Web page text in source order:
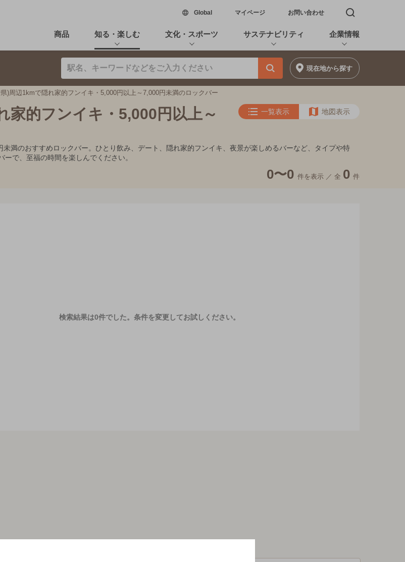
Global新しいウィンドウで開く
マイページ お問い合わせ 検索窓を開く
商品 知る・楽しむ 文化・スポーツ サステナビリティ 企業情報
現在地から探す
)周辺1kmで隠れ家的フンイキ・5,000円以上～7,000円未満のロックバー
家的フンイキ・5,000円以上～
一覧表示 地図表示
満のおすすめロックバー。ひとり飲み、デート、隠れ家的フンイキ、夜景が楽しめるバーなど、タイプや特
で、至福の時間を楽しんでください。
0〜0 件を表示 ／ 全 0 件
検索結果は0件でした。 条件を変更してお試しください。